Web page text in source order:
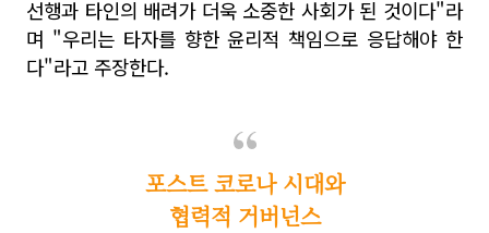
선행과 타인의 배려가 더욱 소중한 사회가 된 것이다"라
며 "우리는 타자를 향한 윤리적 책임으로 응답해야 한
다"라고 주장한다.
포스트 코로나 시대와
협력적 거버넌스